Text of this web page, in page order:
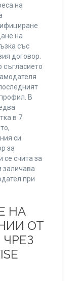
на
на
със
договор.
съгласието
В
в 7
си
за
се счита за
заличава
при
НА
ОТ